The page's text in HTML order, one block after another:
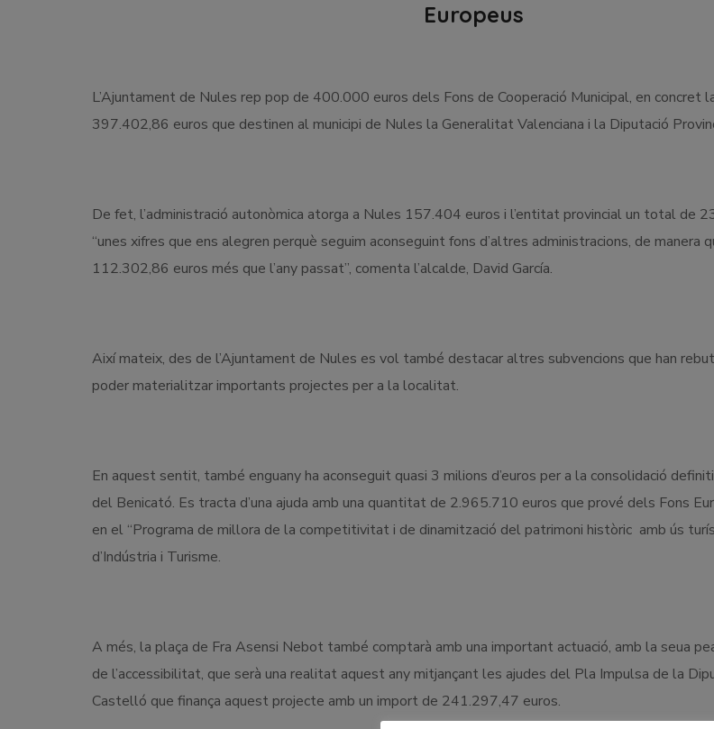
Europeus
L’Ajuntament de Nules rep pop de 400.000 euros dels Fons de Cooperació Municipal, en concret
397.402,86 euros que destinen al municipi de Nules la Generalitat Valenciana i la Diputació
De fet, l’administració autonòmica atorga a Nules 157.404 euros i l’entitat provincial un total de
“unes xifres que ens alegren perquè seguim aconseguint fons d’altres administracions, de manera
112.302,86 euros més que l’any passat”, comenta l’alcalde, David García.
Així mateix, des de l’Ajuntament de Nules es vol també destacar altres subvencions que han
poder materialitzar importants projectes per a la localitat.
En aquest sentit, també enguany ha aconseguit quasi 3 milions d’euros per a la consolidació
del Benicató. Es tracta d’una ajuda amb una quantitat de 2.965.710 euros que prové dels Fons
en el “Programa de millora de la competitivitat i de dinamització del patrimoni històric amb ús
d’Indústria i Turisme.
A més, la plaça de Fra Asensi Nebot també comptarà amb una important actuació, amb la seua
de l’accessibilitat, que serà una realitat aquest any mitjançant les ajudes del Pla Impulsa de la
Castelló que finança aquest projecte amb un import de 241.297,47 euros.